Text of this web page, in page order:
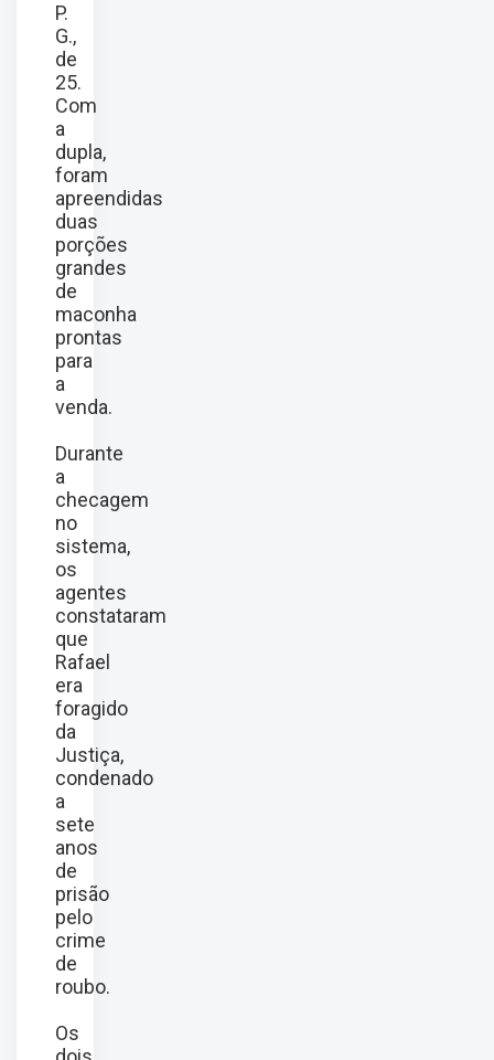
P.
G.,
de
25.
Com
a
dupla,
foram
apreendidas
duas
porções
grandes
de
maconha
prontas
para
a
venda.
Durante
a
checagem
no
sistema,
os
agentes
constataram
que
Rafael
era
foragido
da
Justiça,
condenado
a
sete
anos
de
prisão
pelo
crime
de
roubo.
Os